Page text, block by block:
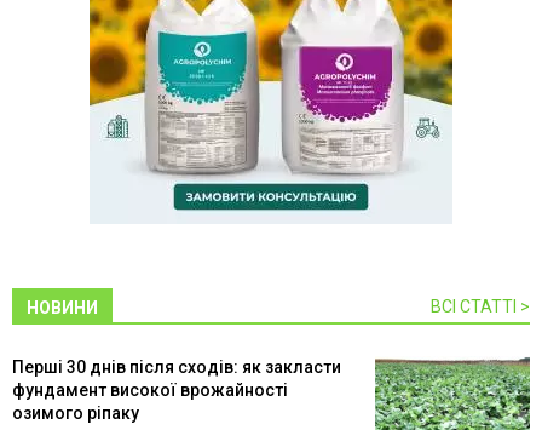
НОВИНИ ВСІ СТАТТІ >
Перші 30 днів після сходів: як закласти
фундамент високої врожайності
озимого ріпаку